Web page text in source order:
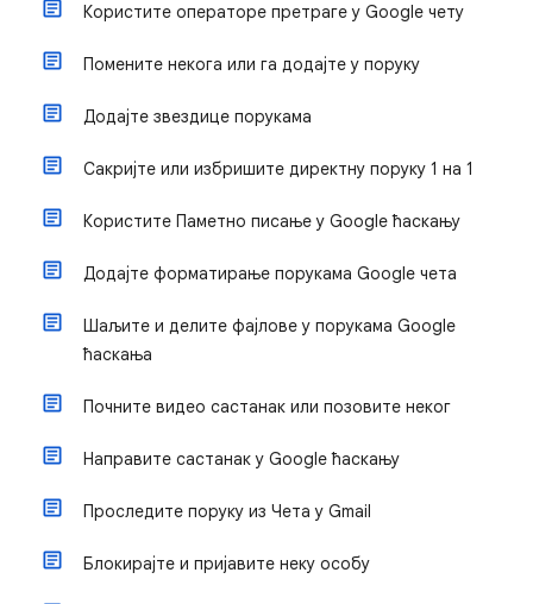
Користите операторе претраге у Google чету
Помените некога или га додајте у поруку
Додајте звездице порукама
Сакријте или избришите директну поруку 1 на 1
Користите Паметно писање у Google ћаскању
Додајте форматирање порукама Google чета
Шаљите и делите фајлове у порукама Google
ћаскања
Почните видео састанак или позовите неког
Направите састанак у Google ћаскању
Проследите поруку из Чета у Gmail
Блокирајте и пријавите неку особу